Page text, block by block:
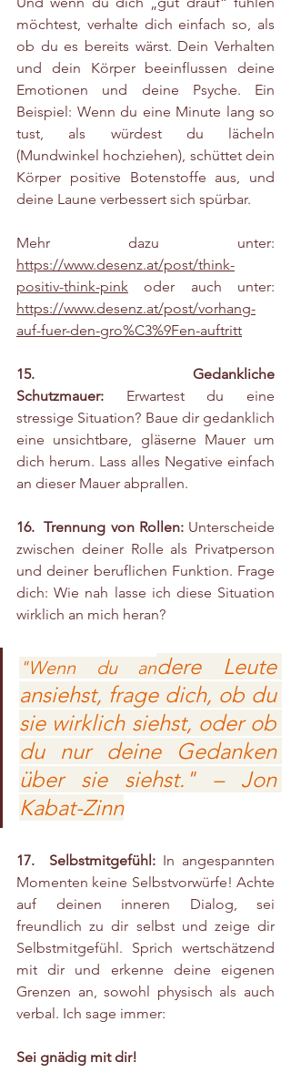
möchtest, verhalte dich einfach so, als
ob du es bereits wärst. Dein Verhalten
und dein Körper beeinflussen deine
Emotionen und deine Psyche. Ein
Beispiel: Wenn du eine Minute lang so
tust, als würdest du lächeln
(Mundwinkel hochziehen), schüttet dein
Körper positive Botenstoffe aus, und
deine Laune verbessert sich spürbar.
https://www.desenz.at/post/think-
positiv-think-pink
https://www.desenz.at/post/vorhang-
auf-fuer-den-gro%C3%9Fen-auftritt
15.  Gedankliche
Schutzmauer: Erwartest du eine
stressige Situation? Baue dir gedanklich
eine unsichtbare, gläserne Mauer um
dich herum. Lass alles Negative einfach
an dieser Mauer abprallen.
16.  Trennung von Rollen: Unterscheide
zwischen deiner Rolle als Privatperson
und deiner beruflichen Funktion. Frage
dich: Wie nah lasse ich diese Situation
wirklich an mich heran?
"Wenn du andere Leute
ansiehst, frage dich, ob du
sie wirklich siehst, oder ob
du nur deine Gedanken
über sie siehst." – Jon
Kabat-Zinn
17.  Selbstmitgefühl: In angespannten
Momenten keine Selbstvorwürfe! Achte
auf deinen inneren Dialog, sei
freundlich zu dir selbst und zeige dir
Selbstmitgefühl. Sprich wertschätzend
mit dir und erkenne deine eigenen
Grenzen an, sowohl physisch als auch
verbal. Ich sage immer:
Sei gnädig mit dir!